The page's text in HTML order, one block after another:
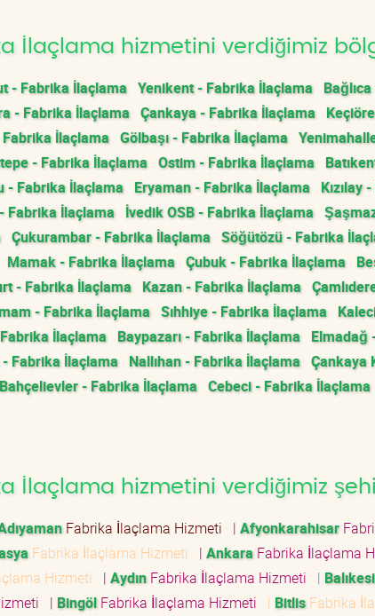
İlaçlama hizmetini verdiğimiz
- Fabrika İlaçlama Yenikent - Fabrika İlaçlama
- Fabrika İlaçlama Çankaya - Fabrika İlaçlama
İlaçlama Gölbaşı - Fabrika İlaçlama
- Fabrika İlaçlama Ostim - Fabrika İlaçlama
- Fabrika İlaçlama Eryaman - Fabrika İlaçlama Kızılay
Fabrika İlaçlama İvedik OSB - Fabrika İlaçlama
Çukurambar - Fabrika İlaçlama Söğütözü - Fabrika
Mamak - Fabrika İlaçlama Çubuk - Fabrika İlaçlama
- Fabrika İlaçlama Kazan - Fabrika İlaçlama
- Fabrika İlaçlama Sıhhiye - Fabrika İlaçlama
İlaçlama Baypazarı - Fabrika İlaçlama Elmadağ
Fabrika İlaçlama Nallıhan - Fabrika İlaçlama Çankaya
Bahçelievler - Fabrika İlaçlama Cebeci - Fabrika İlaçlama
İlaçlama hizmetini verdiğimiz
Fabrika İlaçlama Hizmeti | Afyonkarahisar
Fabrika İlaçlama Hizmeti | Ankara Fabrika İlaçlama
Hizmeti | AydınFabrika İlaçlama Hizmeti |
| BingölFabrika İlaçlama Hizmeti | BitlisFabrika